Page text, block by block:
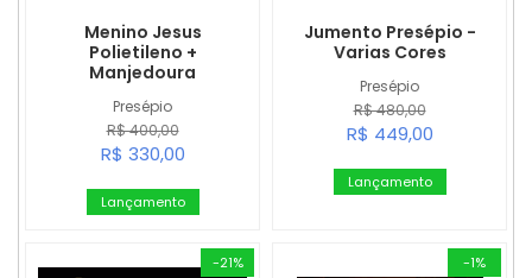
Presépio
Menino Jesus
Polietileno +
Manjedoura
R$ 400,00
R$ 330,00
Lançamento
Presépio
Jumento Presépio -
Varias Cores
R$ 480,00
R$ 449,00
Lançamento
-21% -1%